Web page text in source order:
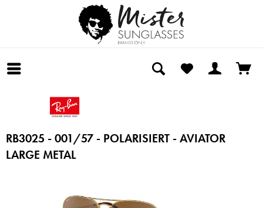
RB3025 - 001/57 - POLARISIERT - AVIATOR
LARGE METAL